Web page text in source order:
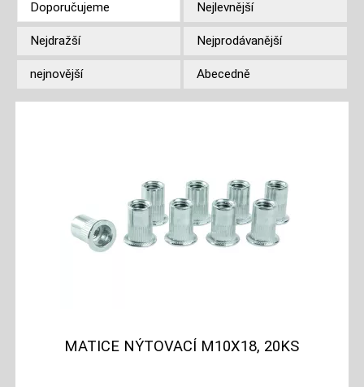
Doporučujeme Nejlevnější
Nejdražší Nejprodávanější
nejnovější Abecedně
MATICE NÝTOVACÍ M10X18, 20KS